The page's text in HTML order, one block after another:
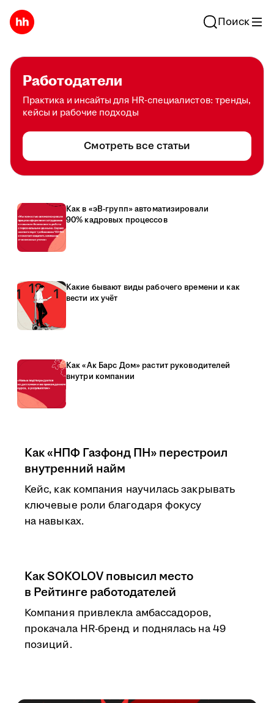
Поиск
Работодатели
Практика и инсайты для HR-специалистов: тренды,
кейсы и рабочие подходы
Смотреть все статьи
Как в «эВ-групп» автоматизировали
90% кадровых процессов
Какие бывают виды рабочего времени и как
вести их учёт
Как «Ак Барс Дом» растит руководителей
внутри компании
Как «НПФ Газфонд ПН» перестроил
внутренний найм
Кейс, как компания научилась закрывать
ключевые роли благодаря фокусу
на навыках.
Как SOKOLOV повысил место
в Рейтинге работодателей
Компания привлекла амбассадоров,
прокачала HR-бренд и поднялась на 49
позиций.